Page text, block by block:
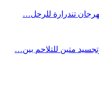
تندرارة للرحل…
متين للتلاحم بين…